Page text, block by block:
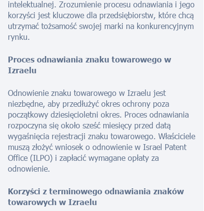
intelektualnej. Zrozumienie procesu odnawiania i jego
korzyści jest kluczowe dla przedsiębiorstw, które chcą
utrzymać tożsamość swojej marki na konkurencyjnym
rynku.
Proces odnawiania znaku towarowego w
Izraelu
Odnowienie znaku towarowego w Izraelu jest
niezbędne, aby przedłużyć okres ochrony poza
początkowy dziesięcioletni okres. Proces odnawiania
rozpoczyna się około sześć miesięcy przed datą
wygaśnięcia rejestracji znaku towarowego. Właściciele
muszą złożyć wniosek o odnowienie w Israel Patent
Office (ILPO) i zapłacić wymagane opłaty za
odnowienie.
Korzyści z terminowego odnawiania znaków
towarowych w Izraelu